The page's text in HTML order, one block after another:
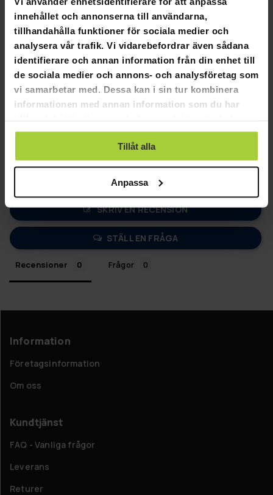
innehållet och annonserna till användarna,
tillhandahålla funktioner för sociala medier och
analysera vår trafik. Vi vidarebefordrar även sådana
identifierare och annan information från din enhet till
de sociala medier och annons- och analysföretag som
vi samarbetar med. Dessa kan i sin tur kombinera
informationen med annan information som du har
använt deras tjänster.
Tillåt alla
Anpassa
Odo 3 Ringmätare
Ringmått Odo 3 för smarta ringen.
Med ringmåttet kommer en rabattkod på 150kr, som kan
användas för Odo 3 Smarta ringen.
SKRIV EN RECENSION
STÄLL EN FRÅGA
Recensioner Frågor
Information
Företagsinformation
Om oss
Kundtjänst
FAQ - Vanliga frågor
Leverans
Returer